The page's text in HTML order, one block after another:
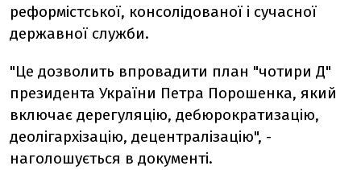
реформістської, консолідованої і сучасної
державної служби.
"Це дозволить впровадити план "чотири Д"
президента України Петра Порошенка, який
включає дерегуляцію, дебюрократизацію,
деолігархізацію, децентралізацію", -
наголошується в документі.